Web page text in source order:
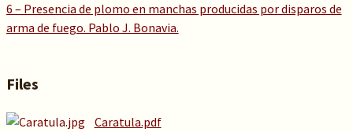
6 – Presencia de plomo en manchas producidas por disparos de
arma de fuego. Pablo J. Bonavia.
Files
Caratula.pdf